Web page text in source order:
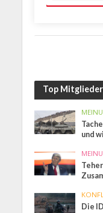
Top
und
Die